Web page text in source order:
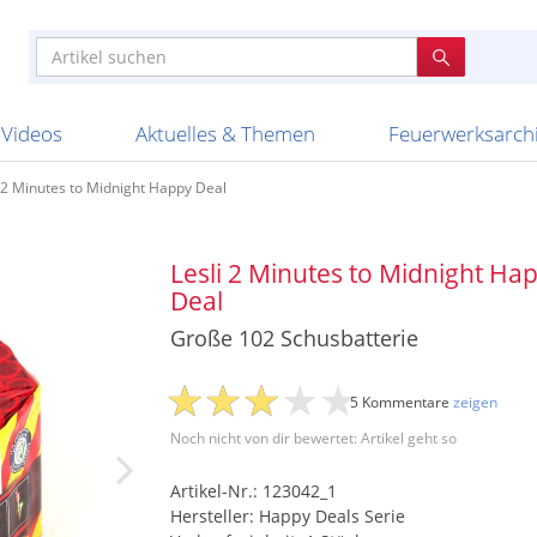
Schallerzeuger P1
Feuerwerk T1
Schachteln
Streich- und
Videos
Knallkörper
Batterien
Aktuelles & Themen
Ladenverkauf 2024
20 Jahre Feuerwerksvitrine
Fireworks Apel Feuerwerk Argento Feuerwerk
BKV Vuurwerk Bothmer
Bestellschluss
Altersnachweis
Minutes to Midnight Happy Deal
Lesli 2 Minutes to Midnight
Deal
Große 102 Schusbatterie
Noch nicht von dir bewertet: Artikel geht so
5 Kommentare zeigen
Artikel-Nr.: 123042_1
Hersteller: Happy Deals Serie